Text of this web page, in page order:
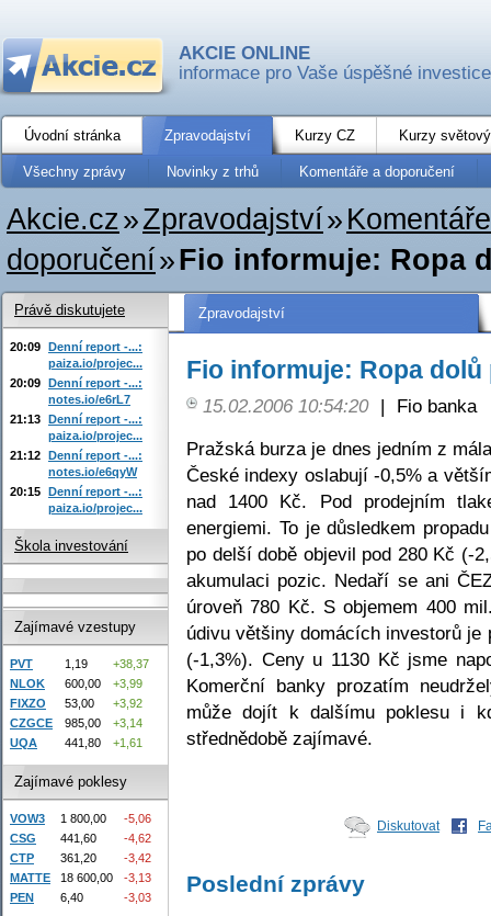
AKCIE ONLINE
informace pro Vaše úspěšné investice
Úvodní stránka Zpravodajství Kurzy CZ Kurzy
Všechny zprávy Novinky z trhů Komentáře a doporučení
Akcie.cz»Zpravodajství»
doporučení»Fio informuje: Ropa
Zpravodajství
Fio informuje: Ropa
15.02.2006 10:54:20 |
Fio banka
Pražská burza je dnes jedním z
České indexy oslabují -0,5% a
nad 1400 Kč. Pod prodejním
energiemi. To je důsledkem
po delší době objevil pod 280 Kč (-
akumulaci pozic. Nedaří se ani
úroveň 780 Kč. S objemem 400
údivu většiny domácích investorů
(-1,3%). Ceny u 1130 Kč jsme
Komerční banky prozatím
může dojít k dalšímu poklesu i
střednědobě zajímavé.
Diskutovat
Poslední zprávy
Právě diskutujete
20:09 Denní report -...:
paiza.io/projec...
20:09 Denní report -...:
notes.io/e6rL7
21:13 Denní report -...:
paiza.io/projec...
21:12 Denní report -...:
notes.io/e6qyW
20:15 Denní report -...:
paiza.io/projec...
Škola investování
Zajímavé vzestupy
PVT 1,19
+38,37
NLOK
600,00
+3,99
FIXZO
53,00
+3,92
CZGCE
985,00
+3,14
UQA
441,80 +1,61
Zajímavé poklesy
VOW3 1 800,00
-5,06
CSG
441,60
-4,62
CTP
361,20
-3,42
MATTE
18 600,00
-3,13
PEN
6,40 -3,03